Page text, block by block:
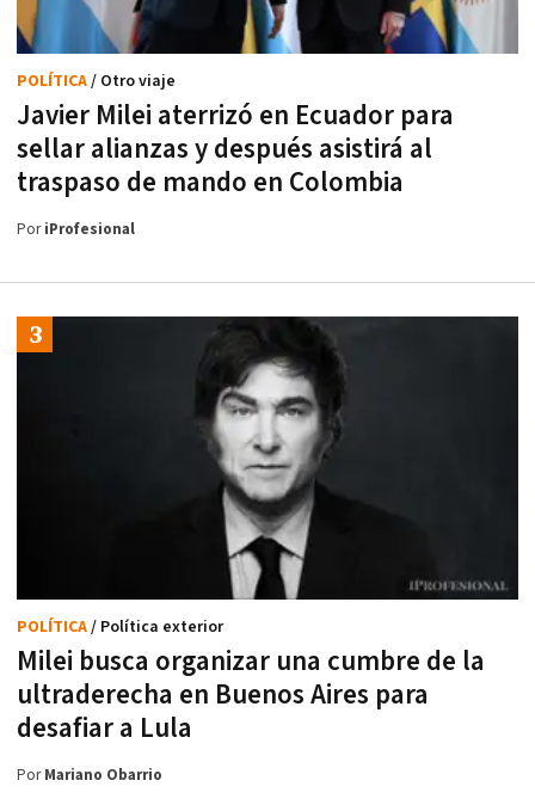
Javier Milei aterrizó en Ecuador para
sellar alianzas y después asistirá al
traspaso de mando en Colombia
POLÍTICA/ Otro viaje
PoriProfesional
Milei busca organizar una cumbre de la
ultraderecha en Buenos Aires para
desafiar a Lula
POLÍTICA/ Política exterior
PorMariano Obarrio